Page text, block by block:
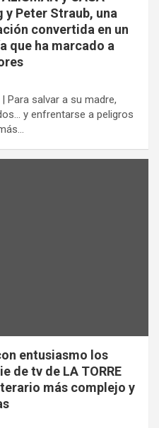
y Peter Straub, una
convertida en un
que ha marcado a
Para salvar a su madre,
y enfrentarse a peligros
entusiasmo los
de tv de LA TORRE
más complejo y